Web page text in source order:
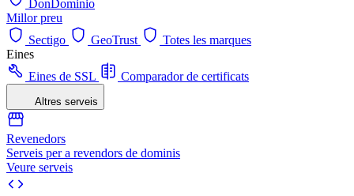
DonDominio
Millor preu
Sectigo
GeoTrust
Totes les marques
Eines
Eines de SSL
Comparador de certificats
Altres serveis
Revenedors
Serveis per a revendors de dominis
Veure serveis